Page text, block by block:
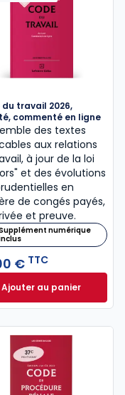
2027 annoté. Édition
du travail 2026,
commenté en ligne
des textes
aux relations
à jour de la loi
et des évolutions
en
de congés payés,
et preuve.
numérique
€ TTC
Ajouter au panier
Code du travail